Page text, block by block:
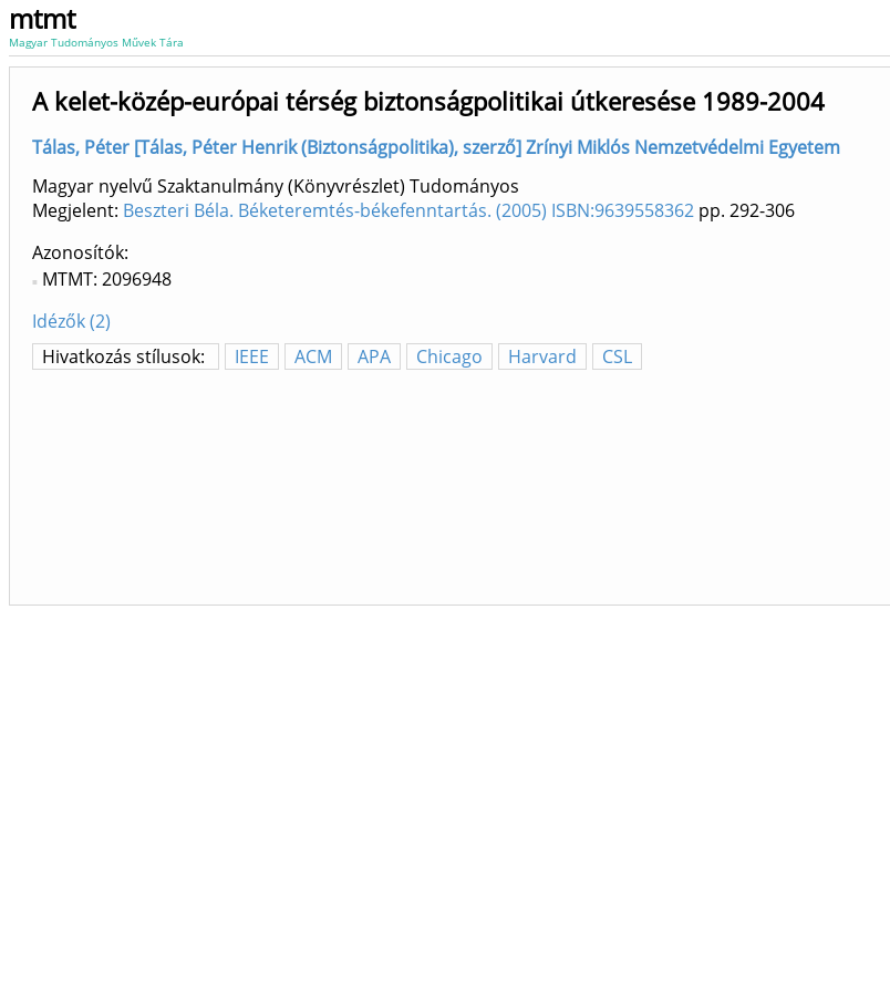
mtmt
Magyar Tudományos Művek Tára
A kelet-közép-európai térség biztonságpolitikai útkeresése 1989-2004
Tálas, Péter [Tálas, Péter Henrik (Biztonságpolitika), szerző] Zrínyi Miklós Nemzetvédelmi Egyetem
Magyar nyelvű Szaktanulmány (Könyvrészlet) Tudományos
Megjelent: Beszteri Béla. Béketeremtés-békefenntartás. (2005) ISBN:9639558362 pp. 292-306
Azonosítók
MTMT: 2096948
Idézők (2)
Hivatkozás stílusok:
IEEE ACM APA Chicago Harvard CSL